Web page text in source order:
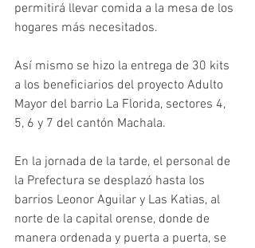
permitirá llevar comida a la mesa de los
hogares más necesitados.
Así mismo se hizo la entrega de 30 kits
a los beneficiarios del proyecto Adulto
Mayor del barrio La Florida, sectores 4,
5, 6 y 7 del cantón Machala.
En la jornada de la tarde, el personal de
la Prefectura se desplazó hasta los
barrios Leonor Aguilar y Las Katias, al
norte de la capital orense, donde de
manera ordenada y puerta a puerta, se